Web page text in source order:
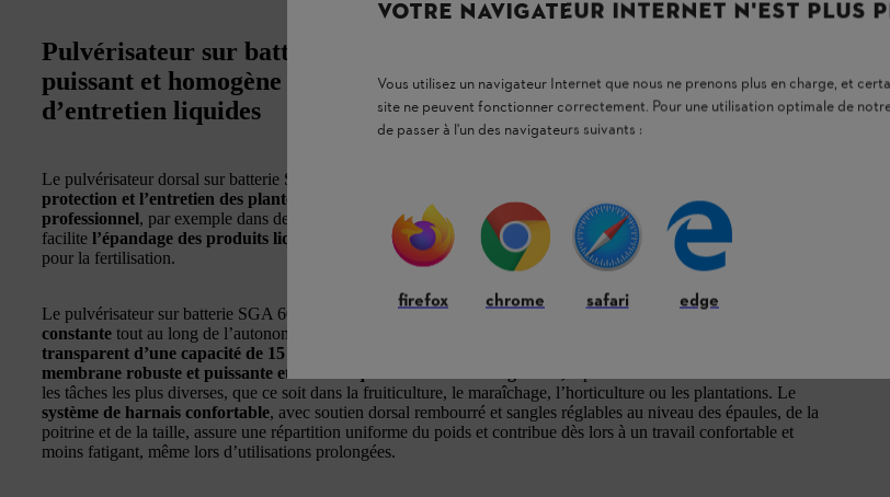
Pulvérisateur sur batterie SGA 60 : pour un épandage pratique,
puissant et homogène des produits phytosanitaires et produits
d’entretien liquides
Le pulvérisateur dorsal sur batterie STIHL SGA 60 du
protection et l’entretien des plantes dans les jardins privés de grande taille, ainsi que pour un usage semi-
professionnel, par exemple dans des exploitations agricoles gérées à titre accessoire ou de petites jardineries. Il
facilite l’épandage des produits liquides
contre les maladies fongiques, les parasites, les mauvaises herbes ou
pour la fertilisation.
Le pulvérisateur sur batterie SGA 60 est très facile à utiliser . Grâce à une
pression de travail élevée et
constante tout au long de l’autonomie de la batterie, à son
transparent d’une capacité de 15 litres, avec indicateur du niveau de remplissage, à sa pompe à
membrane robuste et puissante et à ses cinq embouts interchangeables,
les tâches les plus diverses, que ce soit dans la fruiticulture, le maraîchage, l’horticulture ou les plantations. Le
système de harnais confortable, avec soutien dorsal rembourré et sangles réglables au niveau des épaules, de la
poitrine et de la taille, assure une répartition uniforme du poids et contribue dès lors à un travail confortable et
moins fatigant, même lors d’utilisations prolongées.
VOTRE NAVIGATEUR INTERNET N'EST PLUS
Vous utilisez un navigateur Internet que nous ne prenons plus en charge, et
site ne peuvent fonctionner correctement. Pour une utilisation optimale de
de passer à l'un des navigateurs suivants :
firefox chrome safari edge